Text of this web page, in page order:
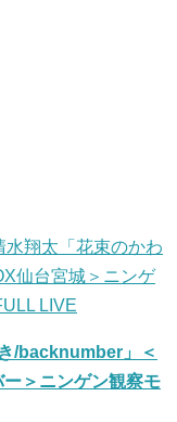
水翔太「花束のかわ
仙台宮城＞ニンゲ
LIVE
/backnumber」＜
＞ニンゲン観察モ